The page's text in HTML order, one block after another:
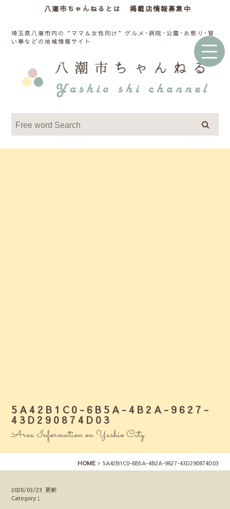
八潮市ちゃんねるとは 掲載店情報募集中
埼玉県八潮市内の“ママ＆女性向け”グルメ･病院･公園･お祭り･習
い事などの地域情報サイト
5A42B1C0-6B5A-4B2A-9627-
43D290874D03
Area Information on Yashio City
HOME 5A42B1C0-6B5A-4B2A-9627-43D290874D03
2026/03/23 更新
Category；